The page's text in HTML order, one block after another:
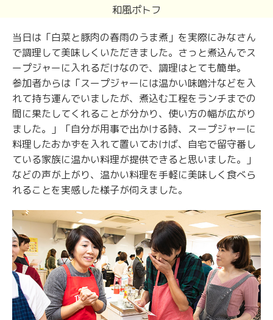
和風ポトフ
当日は「白菜と豚肉の春雨のうま煮」を実際にみなさん
で調理して美味しくいただきました。さっと煮込んでス
ープジャーに入れるだけなので、調理はとても簡単。
参加者からは「スープジャーには温かい味噌汁などを入
れて持ち運んでいましたが、煮込む工程をランチまでの
間に果たしてくれることが分かり、使い方の幅が広がり
ました。」「自分が用事で出かける時、スープジャーに
料理したおかずを入れて置いておけば、自宅で留守番し
ている家族に温かい料理が提供できると思いました。」
などの声が上がり、温かい料理を手軽に美味しく食べら
れることを実感した様子が伺えました。